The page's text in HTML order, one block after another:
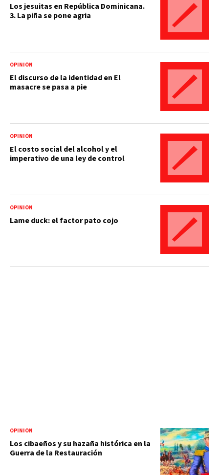
Los jesuitas en República Dominicana.
3. La piña se pone agria
OPINIÓN
El discurso de la identidad en El
masacre se pasa a pie
OPINIÓN
El costo social del alcohol y el
imperativo de una ley de control
OPINIÓN
Lame duck: el factor pato cojo
OPINIÓN
Los cibaeños y su hazaña histórica en la
Guerra de la Restauración